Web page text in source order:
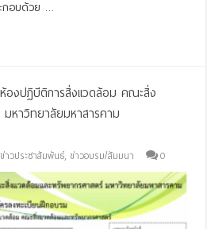
กอบด้วย …
องปฏิบีติการสิ่งแวดล้อม คณะสิ่ง
หาวิทยาลัยมหาสารคาม
ข่าวประชาสัมพันธ์,ข่าวอบรม/สัมมนา 0